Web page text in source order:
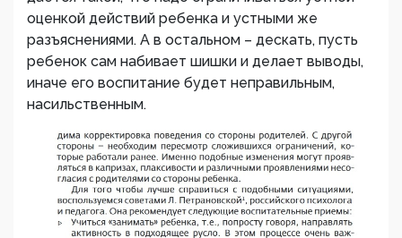
оценкой действий ребенка и устными же
разъяснениями. А в остальном – дескать, пусть
ребенок сам набивает шишки и делает выводы,
иначе его воспитание будет неправильным,
насильственным.